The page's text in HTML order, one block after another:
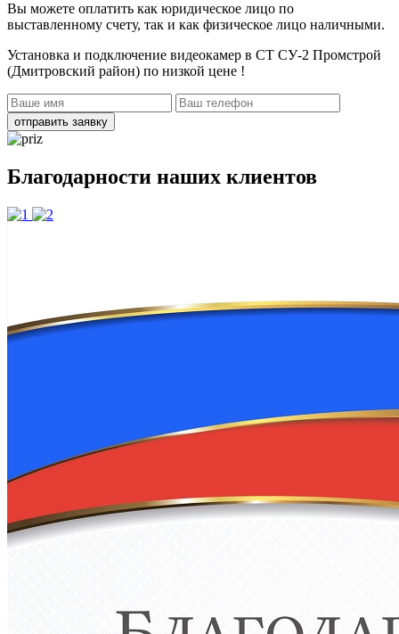
Вы можете оплатить как юридическое лицо по
выставленному счету, так и как физическое лицо наличными.
Установка и подключение видеокамер в СТ СУ-2 Промстрой
(Дмитровский район) по низкой цене !
отправить заявку
Благодарности наших клиентов